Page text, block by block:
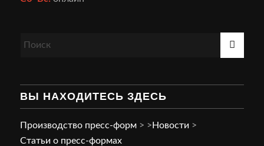
ВЫ НАХОДИТЕСЬ ЗДЕСЬ
Производство пресс-форм>
Статьи о пресс-формах
> Новости >